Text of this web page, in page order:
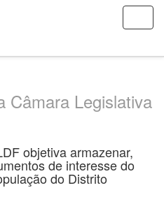
Câmara Legislativa
objetiva armazenar,
de interesse do
do Distrito